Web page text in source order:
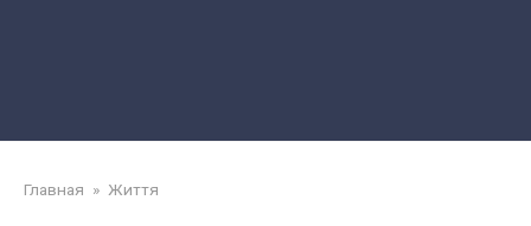
Главная » Життя